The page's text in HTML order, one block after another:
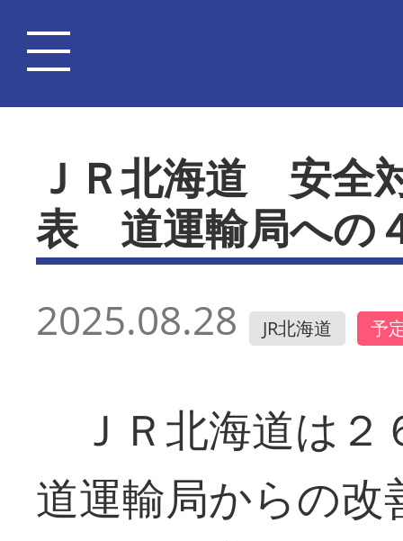
ＪＲ北海道 安全
表 道運輸局への
2025.08.28 JR北海道 予
ＪＲ北海道は２
道運輸局からの